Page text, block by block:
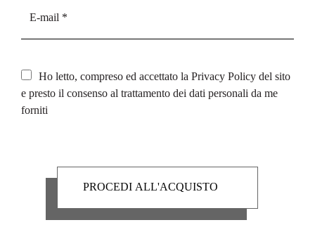
Ho letto, compreso ed accettato la Privacy Policy del sito
e presto il consenso al trattamento dei dati personali da me
forniti